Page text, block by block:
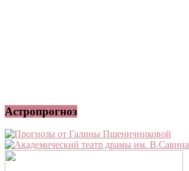
Астропрогноз